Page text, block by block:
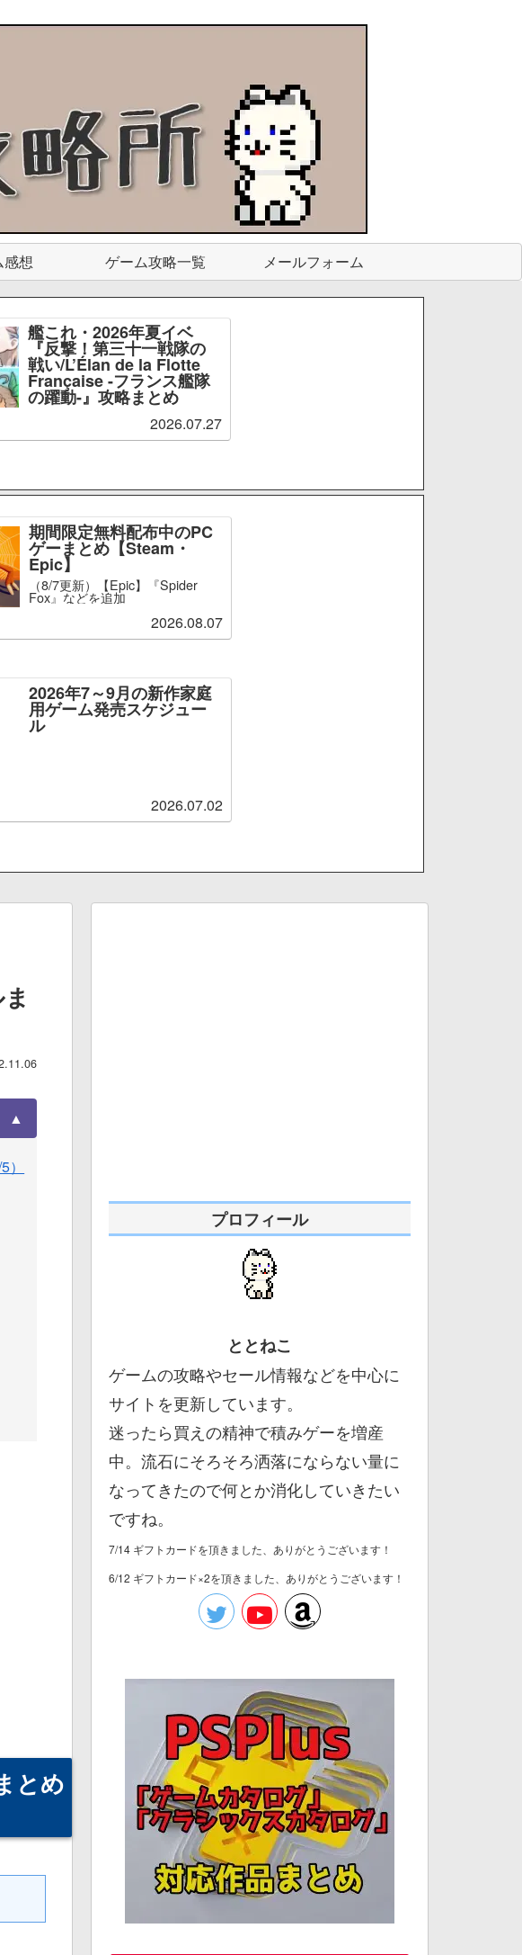
感想 ゲーム攻略一覧 メールフォーム
艦これ・2026年夏イベ
『反撃！第三十一戦隊の
戦い/L’Élan de la Flotte
Française -フランス艦隊
の躍動-』攻略まとめ
2026.07.27
期間限定無料配布中のPC
ゲーまとめ【Steam・
Epic】
（8/7更新）【Epic】『Spider
Fox』などを追加
2026.08.07
2026年7～9月の新作家庭
用ゲーム発売スケジュー
ル
2026.07.02
とめ
プロフィール
ととねこ
ゲームの攻略やセール情報などを中心に
サイトを更新しています。
迷ったら買えの精神で積みゲーを増産
中。流石にそろそろ洒落にならない量に
なってきたので何とか消化していきたい
ですね。
7/14 ギフトカードを頂きました、ありがとうございます！
6/12 ギフトカード×2を頂きました、ありがとうございます！